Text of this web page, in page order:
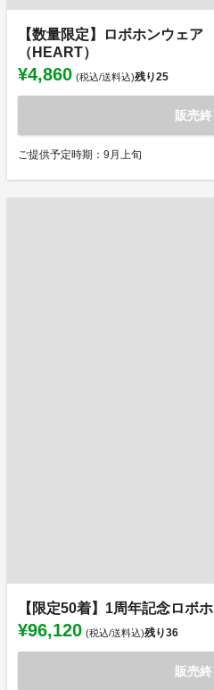
【数量限定】ロボホンウェ
（HEART）
¥4,860 (税込/送料込)残り25
販売終
ご提供予定時期：9月上旬
【限定50着】1周年記念ロボ
¥96,120 (税込/送料込)残り36
販売終